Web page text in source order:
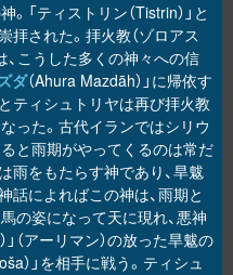
「ティストリン（Tistrin）」と
拝された。拝火教（ゾロアス
、こうした多くの神々への信
ダ（Ahura Mazdāh）」に帰依す
ティシュトリヤは再び拝火教
った。古代イランではシリウ
と雨期がやってくるのは常だ
雨をもたらす神であり、旱魃
話によればこの神は、雨期と
の姿になって天に現れ、悪神
」（アーリマン）の放った旱魃の
）」を相手に戦う。ティシュ